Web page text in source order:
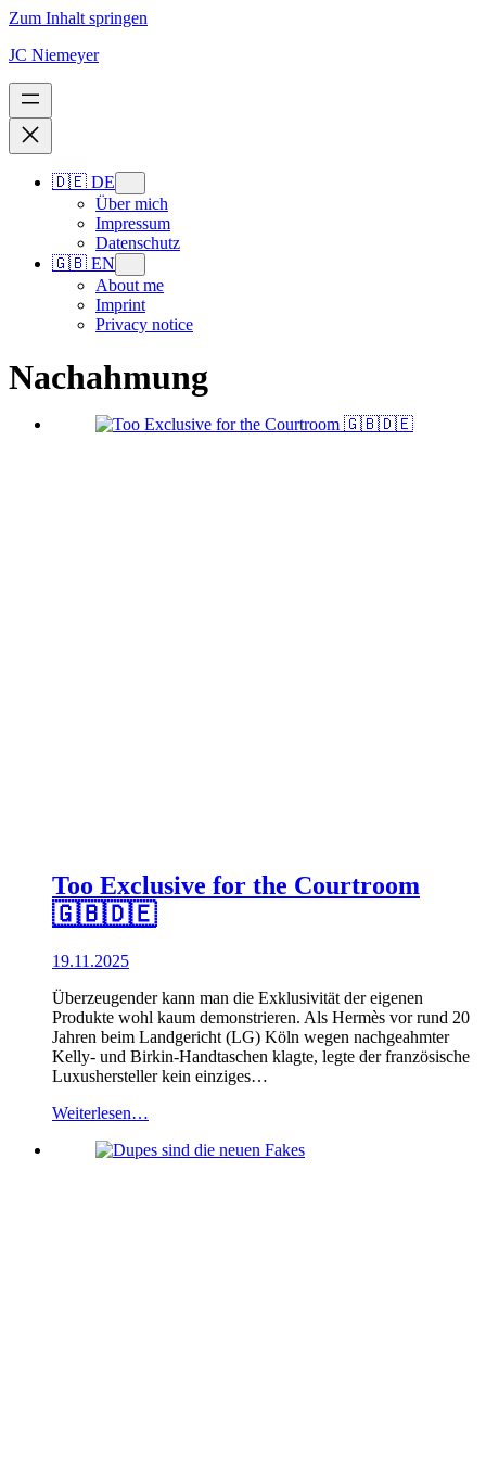
Zum Inhalt springen
JC Niemeyer
🇩🇪 DE
Über mich
Impressum
Datenschutz
🇬🇧 EN
About me
Imprint
Privacy notice
Nachahmung
Too Exclusive for the Courtroom
🇬🇧🇩🇪
19.11.2025
Überzeugender kann man die Exklusivität der eigenen
Produkte wohl kaum demonstrieren. Als Hermès vor rund 20
Jahren beim Landgericht (LG) Köln wegen nachgeahmter
Kelly- und Birkin-Handtaschen klagte, legte der französische
Luxushersteller kein einziges…
Weiterlesen…